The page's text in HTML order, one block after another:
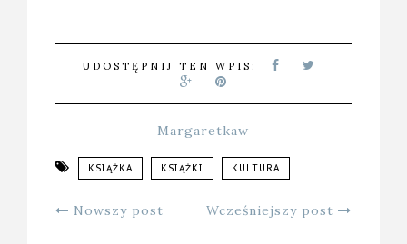
UDOSTĘPNIJ TEN WPIS:
Margaretkaw
KSIĄŻKA KSIĄŻKI KULTURA
Nowszy post Wcześniejszy post